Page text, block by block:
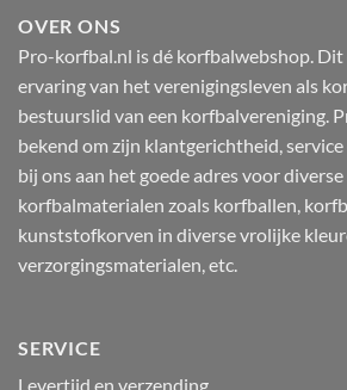
OVER ONS
Pro-korfbal.nl is dé korfbalwebshop.
ervaring van het verenigingsleven als
bestuurslid van een korfbalvereniging.
bekend om zijn klantgerichtheid,
bij ons aan het goede adres voor
korfbalmaterialen zoals korfballen,
kunststofkorven in diverse vrolijke
verzorgingsmaterialen, etc.
SERVICE
Levertijd en verzending